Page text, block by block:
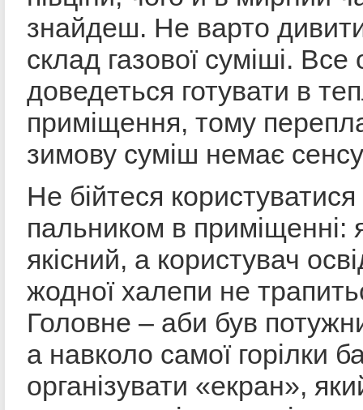
знайдеш. Не варто
склад газової суміші.
доведеться готувати в
приміщення, тому
зимову суміш немає
Не бійтеся користуватися
пальником в приміщенні:
якісний, а користувач
жодної халепи не
Головне – аби був
а навколо самої горілки
організувати «екран»,